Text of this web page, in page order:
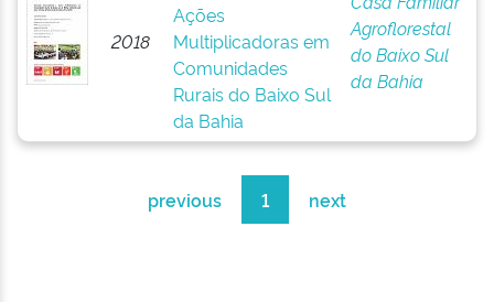
2018
Ações
Multiplicadoras em
Comunidades
Rurais do Baixo Sul
da Bahia
Agroflorestal
do Baixo Sul
da Bahia
previous 1 next